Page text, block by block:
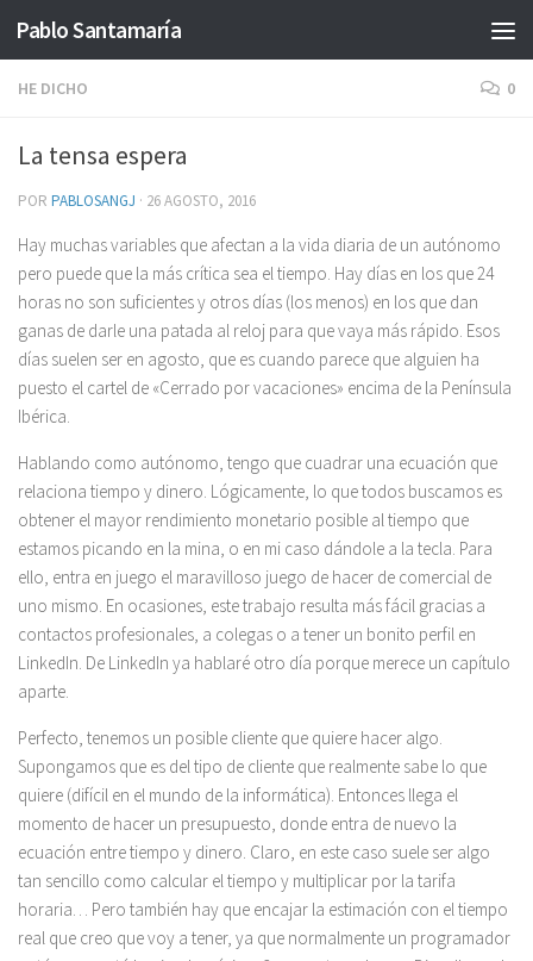
Saltar al contenido
Pablo Santamaría
HE DICHO 0
La tensa espera
POR PABLOSANGJ · 26 AGOSTO, 2016
Hay muchas variables que afectan a la vida diaria de un autónomo
pero puede que la más crítica sea el tiempo. Hay días en los que 24
horas no son suficientes y otros días (los menos) en los que dan
ganas de darle una patada al reloj para que vaya más rápido. Esos
días suelen ser en agosto, que es cuando parece que alguien ha
puesto el cartel de «Cerrado por vacaciones» encima de la Península
Ibérica.
Hablando como autónomo, tengo que cuadrar una ecuación que
relaciona tiempo y dinero. Lógicamente, lo que todos buscamos es
obtener el mayor rendimiento monetario posible al tiempo que
estamos picando en la mina, o en mi caso dándole a la tecla. Para
ello, entra en juego el maravilloso juego de hacer de comercial de
uno mismo. En ocasiones, este trabajo resulta más fácil gracias a
contactos profesionales, a colegas o a tener un bonito perfil en
LinkedIn. De LinkedIn ya hablaré otro día porque merece un capítulo
aparte.
Perfecto, tenemos un posible cliente que quiere hacer algo.
Supongamos que es del tipo de cliente que realmente sabe lo que
quiere (difícil en el mundo de la informática). Entonces llega el
momento de hacer un presupuesto, donde entra de nuevo la
ecuación entre tiempo y dinero. Claro, en este caso suele ser algo
tan sencillo como calcular el tiempo y multiplicar por la tarifa
horaria… Pero también hay que encajar la estimación con el tiempo
real que creo que voy a tener, ya que normalmente un programador